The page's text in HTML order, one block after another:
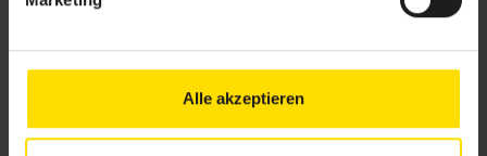
Alle akzeptieren
info@dhfpg.de
Lehrgangsberatung der BSA-Akademie
service-center@bsa-akademie.de